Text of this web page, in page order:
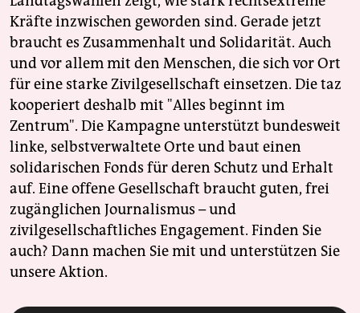
Kräfte inzwischen geworden sind. Gerade jetzt
braucht es Zusammenhalt und Solidarität. Auch
und vor allem mit den Menschen, die sich vor Ort
für eine starke Zivilgesellschaft einsetzen. Die taz
kooperiert deshalb mit "Alles beginnt im
Zentrum". Die Kampagne unterstützt bundesweit
linke, selbstverwaltete Orte und baut einen
solidarischen Fonds für deren Schutz und Erhalt
auf. Eine offene Gesellschaft braucht guten, frei
zugänglichen Journalismus – und
zivilgesellschaftliches Engagement. Finden Sie
auch? Dann machen Sie mit und unterstützen Sie
unsere Aktion.